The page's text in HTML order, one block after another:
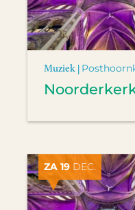
Muziek |
ZA 19 DEC.